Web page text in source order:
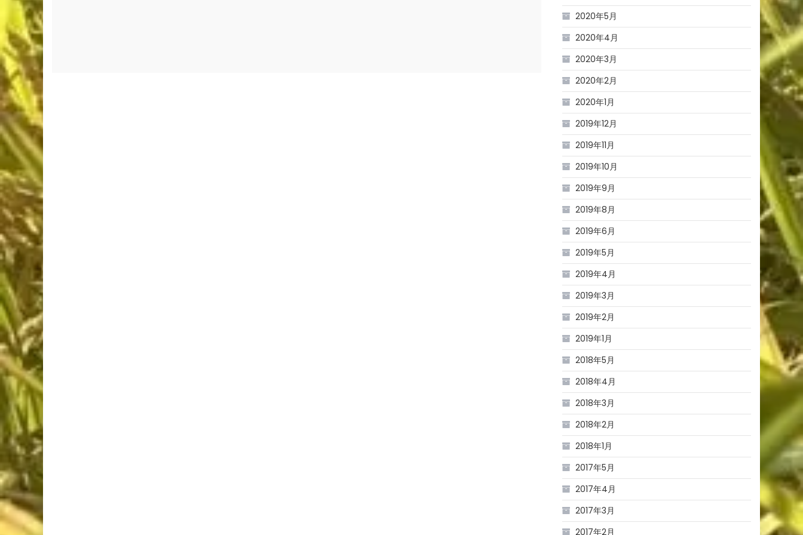
2020年5月
2020年4月
2020年3月
2020年2月
2020年1月
2019年12月
2019年11月
2019年10月
2019年9月
2019年8月
2019年6月
2019年5月
2019年4月
2019年3月
2019年2月
2019年1月
2018年5月
2018年4月
2018年3月
2018年2月
2018年1月
2017年5月
2017年4月
2017年3月
2017年2月